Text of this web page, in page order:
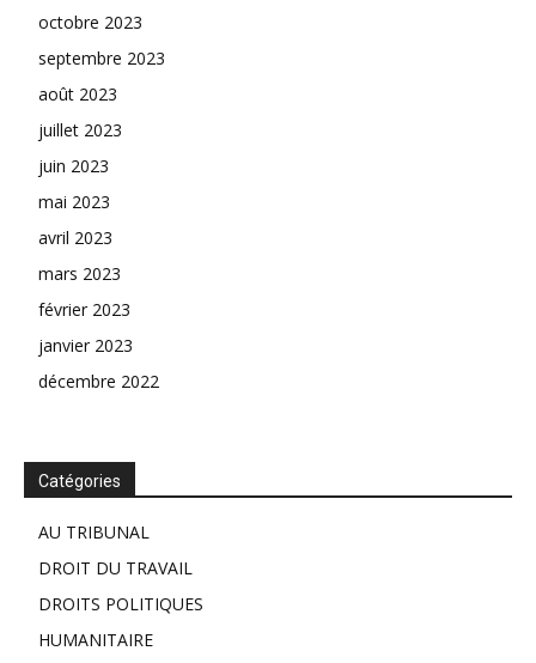
octobre 2023
septembre 2023
août 2023
juillet 2023
juin 2023
mai 2023
avril 2023
mars 2023
février 2023
janvier 2023
décembre 2022
Catégories
AU TRIBUNAL
DROIT DU TRAVAIL
DROITS POLITIQUES
HUMANITAIRE